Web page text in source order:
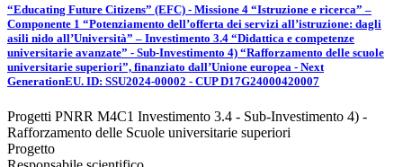
“Educating Future Citizens” (EFC) - Missione 4 “Istruzione e ricerca” –
Componente 1 “Potenziamento dell’offerta dei servizi all’istruzione: dagli
asili nido all’Università” – Investimento 3.4 “Didattica e competenze
universitarie avanzate” - Sub-Investimento 4) “Rafforzamento delle scuole
universitarie superiori”, finanziato dall’Unione europea - Next
GenerationEU. ID: SSU2024-00002 - CUP D17G24000420007
Progetti PNRR M4C1 Investimento 3.4 - Sub-Investimento 4) -
Rafforzamento delle Scuole universitarie superiori
Progetto